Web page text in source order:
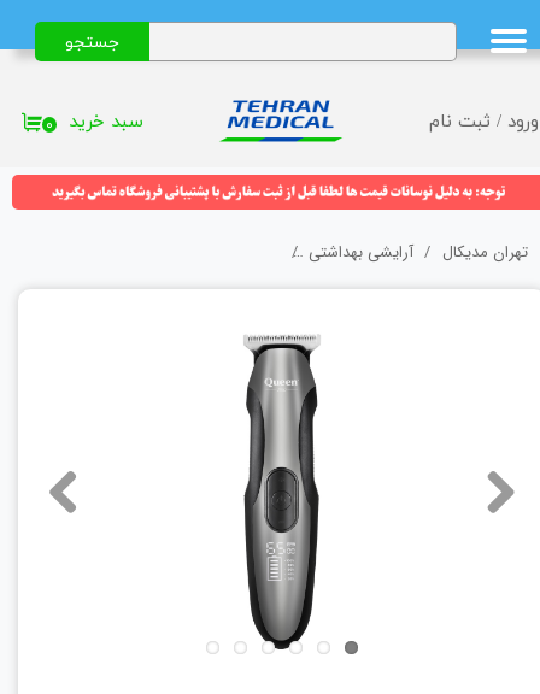
ورود / ثبت نام
حساب کاربری من
تغییر گذر واژه
خروج از حساب کاربری
جستجو
۰ سبد خرید
تهران مدیکال آرایشی بهداشتی